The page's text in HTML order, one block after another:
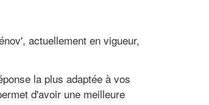
actuellement en vigueur,
la plus adaptée à vos
d'avoir une meilleure